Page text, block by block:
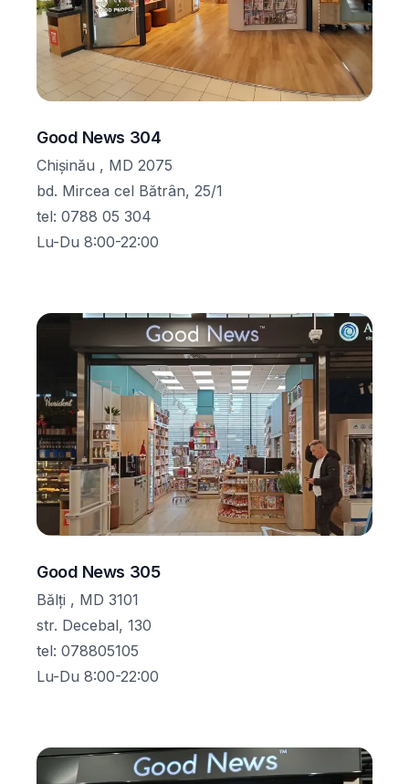
Good News 304
Chișinău , MD 2075
bd. Mircea cel Bătrân, 25/1
tel: 0788 05 304
Lu-Du 8:00-22:00
Good News 305
Bălţi , MD 3101
str. Decebal, 130
tel: 078805105
Lu-Du 8:00-22:00